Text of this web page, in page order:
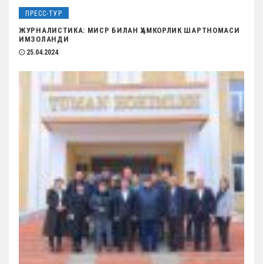
ПРЕСС-ТУР
ЖУРНАЛИСТИКА: МИСР БИЛАН ҲАМКОРЛИК ШАРТНОМАСИ
ИМЗОЛАНДИ
25.04.2024